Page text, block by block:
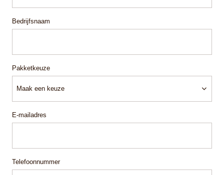
Bedrijfsnaam
Pakketkeuze
E-mailadres
Telefoonnummer